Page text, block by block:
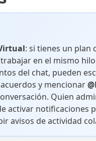
: si tienes un plan
en el mismo
del chat, pueden
y mencionar
Quien
activar notificaciones
avisos de actividad